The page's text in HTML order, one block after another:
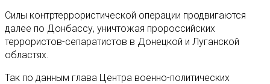
Силы контртеррористической операции продвигаются
далее по Донбассу, уничтожая пророссийских
террористов-сепаратистов в Донецкой и Луганской
областях.
Так по данным глава Центра военно-политических